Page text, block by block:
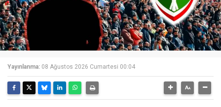
Yayınlanma: 08 Ağustos 2026 Cumartesi 00:04